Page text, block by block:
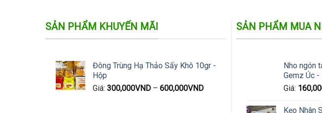
thể.
Các
chọn
thể
thể.
Các
chọn
SẢN PHẨM KHUYẾN MÃI
Đông Trùng Hạ Thảo Sấy Khô 10gr -
Hộp
Giá: 300,000VND– 600,000VND
SẢN PHẨM MUA
Nho ngón
Gemz Úc -
Giá:
Kẹo Nhân